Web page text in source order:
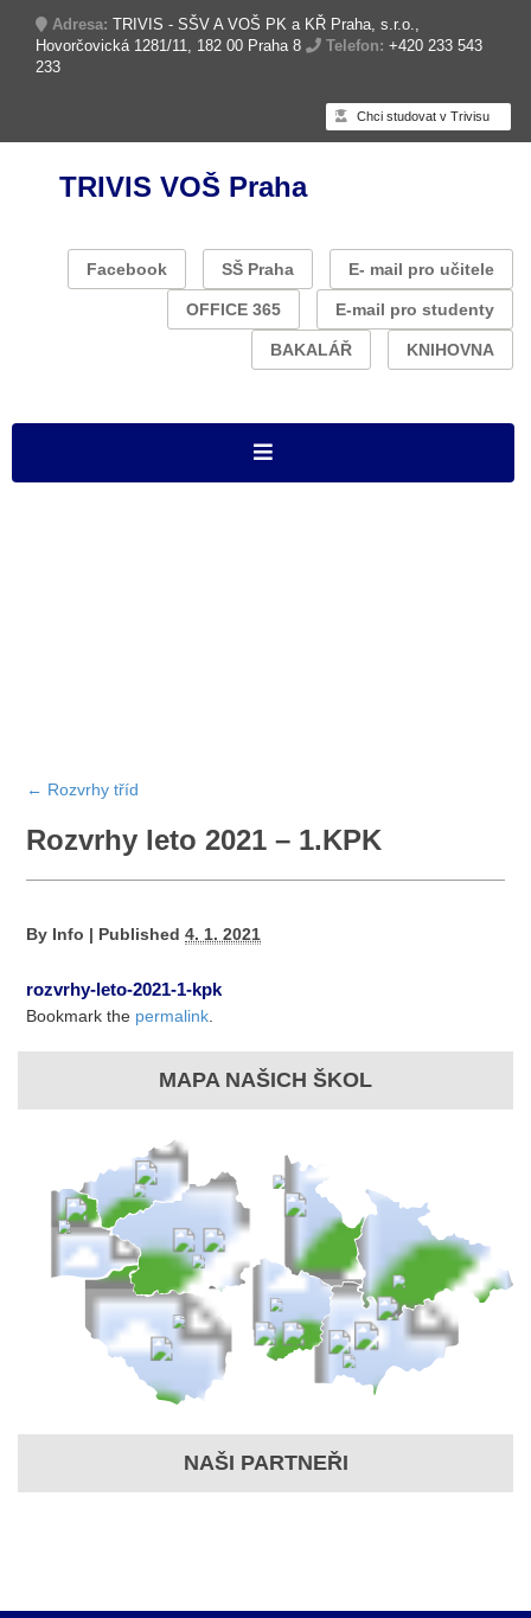
Adresa: TRIVIS - SŠV A VOŠ PK a KŘ Praha, s.r.o.,
Hovorčovická 1281/11, 182 00 Praha 8
Telefon: +420 233 543
233
Chci studovat v Trivisu
TRIVIS VOŠ Praha
Facebook SŠ Praha E- mail pro učitele
OFFICE 365 E-mail pro studenty
BAKALÁŘ KNIHOVNA
← Rozvrhy tříd
Rozvrhy leto 2021 – 1.KPK
By Info | Published 4. 1. 2021
rozvrhy-leto-2021-1-kpk
Bookmark the permalink
MAPA NAŠICH ŠKOL
NAŠI PARTNEŘI